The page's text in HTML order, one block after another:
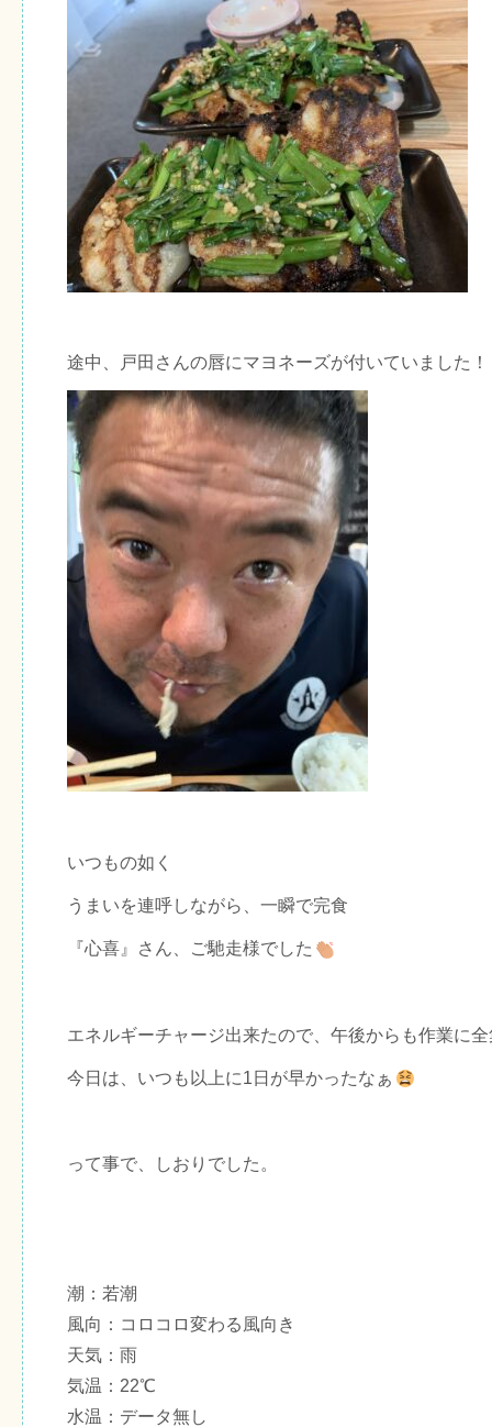
途中、戸田さんの唇にマヨネーズが付いていました！
いつもの如く
うまいを連呼しながら、一瞬で完食
『心喜』さん、ご馳走様でした
エネルギーチャージ出来たので、午後からも作業に
今日は、いつも以上に1日が早かったなぁ
って事で、しおりでした。
潮：若潮
風向：コロコロ変わる風向き
天気：雨
気温：22℃
水温：データ無し